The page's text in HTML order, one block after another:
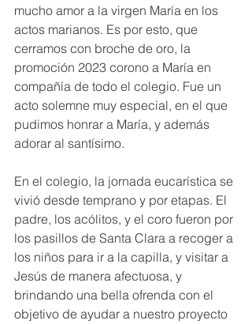
mucho amor a la virgen María en los
actos marianos. Es por esto, que
cerramos con broche de oro, la
promoción 2023 corono a María en
compañía de todo el colegio. Fue un
acto solemne muy especial, en el que
pudimos honrar a María, y además
adorar al santísimo.
En el colegio, la jornada eucarística se
vivió desde temprano y por etapas. El
padre, los acólitos, y el coro fueron por
los pasillos de Santa Clara a recoger a
los niños para ir a la capilla, y visitar a
Jesús de manera afectuosa, y
brindando una bella ofrenda con el
objetivo de ayudar a nuestro proyecto